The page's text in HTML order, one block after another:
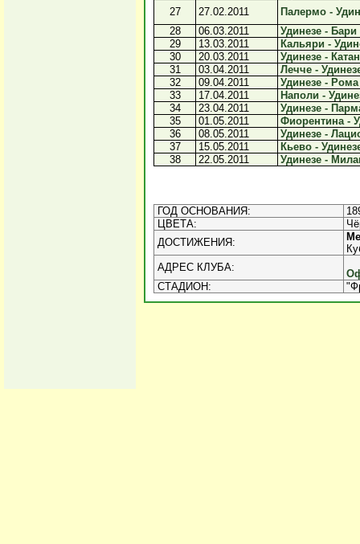
27
27.02.2011
Палермо -
28
06.03.2011
Удинезе - Бари
29
13.03.2011
Кальяри -
30
20.03.2011
Удинезе -
31
03.04.2011
Лечче -
32
09.04.2011
Удинезе - Рома
33
17.04.2011
Наполи -
34
23.04.2011
Удинезе -
35
01.05.2011
Фиорентина -
36
08.05.2011
Удинезе -
37
15.05.2011
Кьево -
38
22.05.2011 Удинезе -
ГОД ОСНОВАНИЯ:
ЦВЕТА:
ДОСТИЖЕНИЯ:
АДРЕС КЛУБА:
СТАДИОН: